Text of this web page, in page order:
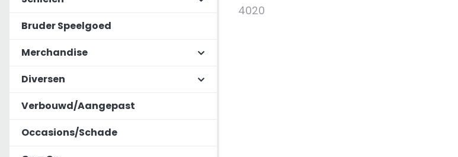
Bruder Speelgoed
Merchandise
Diversen
Verbouwd/Aangepast
Occasions/Schade